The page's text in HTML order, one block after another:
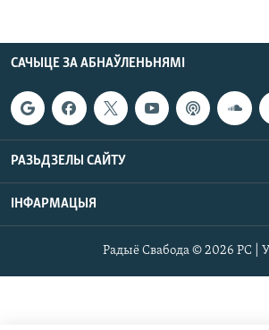
САЧЫЦЕ ЗА АБНАЎЛЕНЬНЯМІ
РАЗЬДЗЕЛЫ САЙТУ
ІНФАРМАЦЫЯ
Радыё Свабода © 2026 РС |